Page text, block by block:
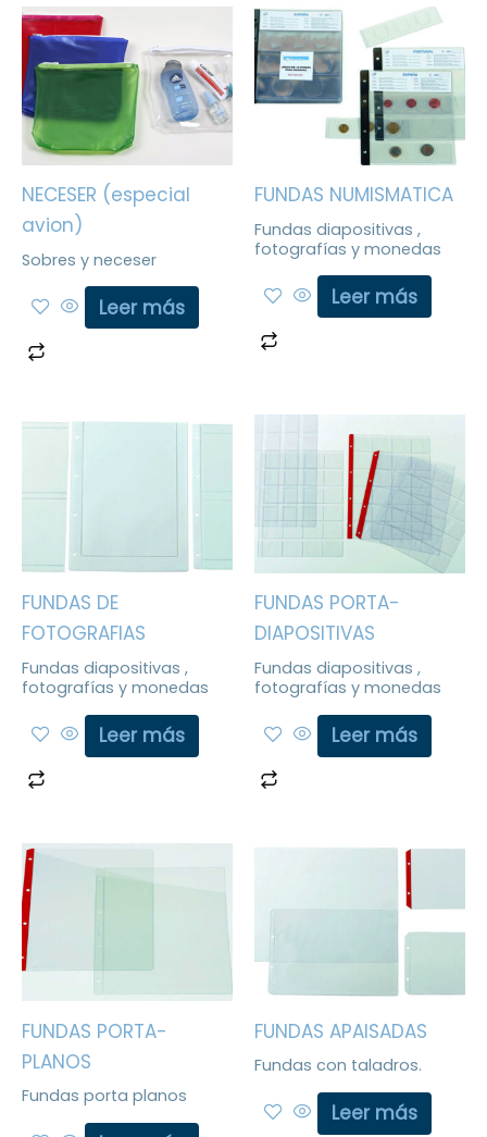
NECESER (especial
avion)
Sobres y neceser
Leer más
FUNDAS NUMISMATICA
Fundas diapositivas ,
fotografías y monedas
Leer más
FUNDAS DE
FOTOGRAFIAS
Fundas diapositivas ,
fotografías y monedas
Leer más
FUNDAS PORTA-
DIAPOSITIVAS
Fundas diapositivas ,
fotografías y monedas
Leer más
FUNDAS PORTA-
PLANOS
Fundas porta planos
FUNDAS APAISADAS
Fundas con taladros.
Leer más